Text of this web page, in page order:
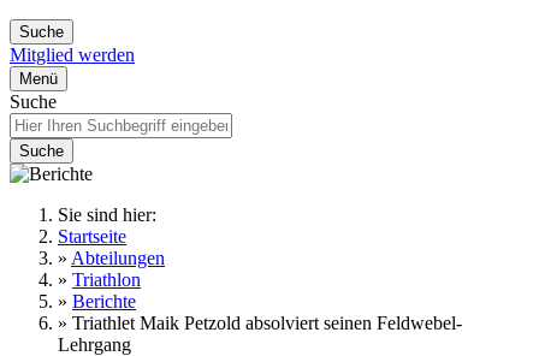
Suche
Mitglied werden
Menü
Suche
Suche
Sie sind hier:
Startseite
» Abteilungen
» Triathlon
» Berichte
» Triathlet Maik Petzold absolviert seinen Feldwebel-
Lehrgang